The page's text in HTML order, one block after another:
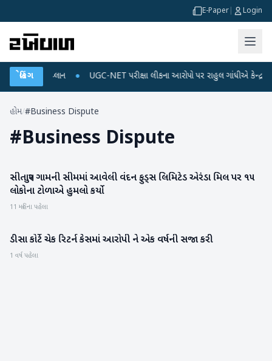
E-Paper Login
બ્રેકિંગ
અને ડેટા પ્લાન ● UGC-NET પરીક્ષા લીકના આરોપો પર રાહુલ ગાંધીએ કેન્દ્ર પર
હોમ/#Business Dispute
#Business Dispute
પાટણ
સીતાપુર ગામની સીમમાં આવેલી વંદન ફુડ્સ લિમિટેડ એરંડા મિલ પર ૧૫
લોકોના ટોળાએ હુમલો કર્યો
11 મહિના પહેલા
બનાસકાંઠા
ડીસા કોર્ટે ચેક રિટર્ન કેસમાં આરોપી ને એક વર્ષની સજા કરી
1 વર્ષ પહેલા